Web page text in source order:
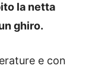
la netta
ghiro.
e con